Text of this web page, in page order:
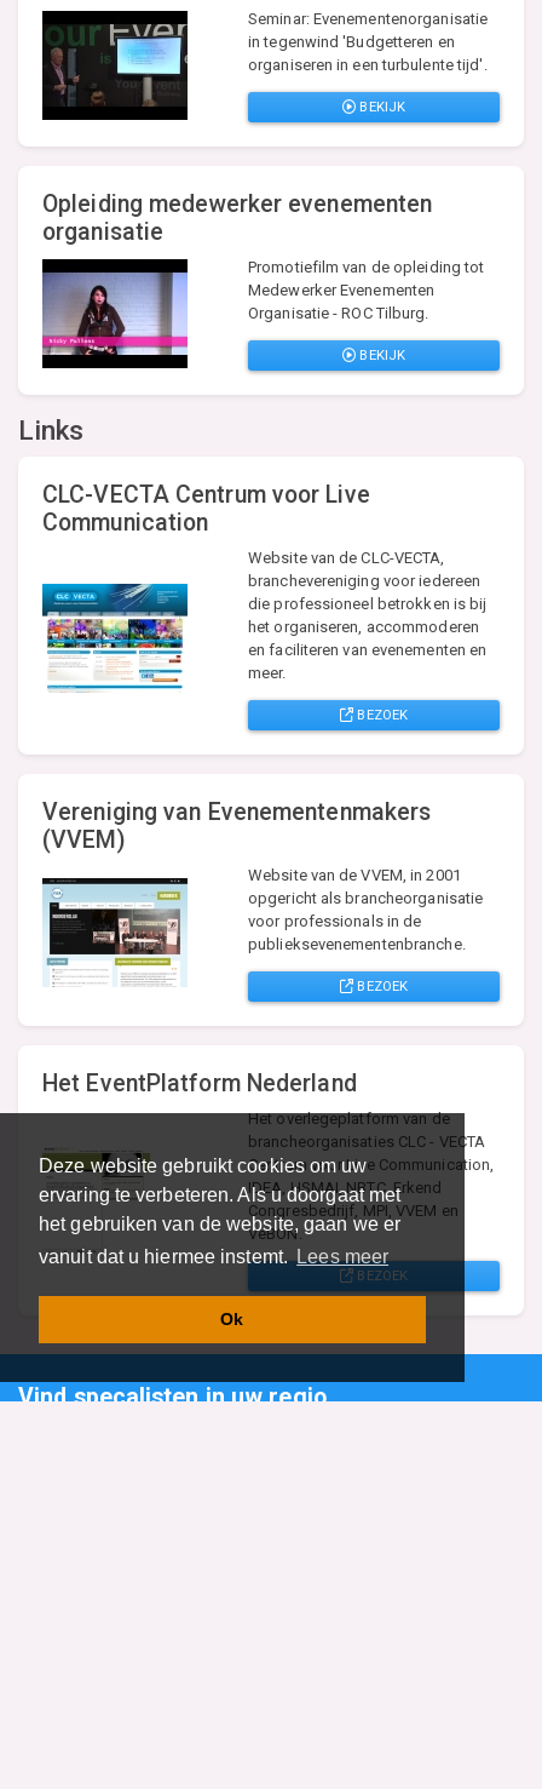
Deze website gebruikt cookies om uw
ervaring te verbeteren. Als u doorgaat met
het gebruiken van de website, gaan we er
vanuit dat u hiermee instemt.Lees meer
Ok
Seminar: Evenementenorganisatie
in tegenwind 'Budgetteren en
organiseren in een turbulente tijd'.
BEKIJK
Opleiding medewerker evenementen
organisatie
Promotiefilm van de opleiding tot
Medewerker Evenementen
Organisatie - ROC Tilburg.
BEKIJK
Links
CLC-VECTA Centrum voor Live
Communication
Website van de CLC-VECTA,
branchevereniging voor iedereen
die professioneel betrokken is bij
het organiseren, accommoderen
en faciliteren van evenementen en
meer.
BEZOEK
Vereniging van Evenementenmakers
(VVEM)
Website van de VVEM, in 2001
opgericht als brancheorganisatie
voor professionals in de
publieksevenementenbranche.
BEZOEK
Het EventPlatform Nederland
Het overlegeplatform van de
brancheorganisaties CLC - VECTA
Centrum voor Live Communication,
IDEA, HSMAI, NBTC, Erkend
Congresbedrijf, MPI, VVEM en
VeBON.
BEZOEK
Vind specalisten in uw regio